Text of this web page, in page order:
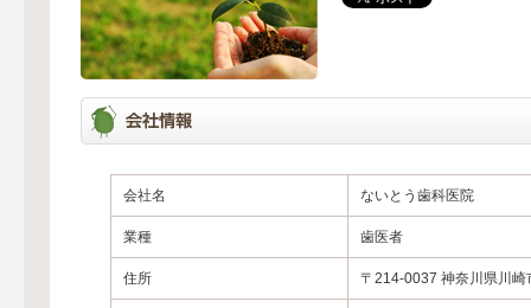
会社名 ないとう歯科医院
業種 歯医者
住所 〒214-0037 神奈川県川